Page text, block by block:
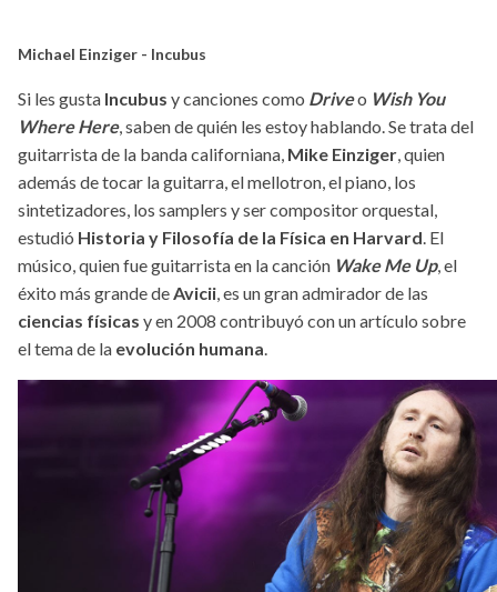
Michael Einziger - Incubus
Si les gusta Incubus y canciones como Driveo Wish You
Where Here, saben de quién les estoy hablando. Se trata del
guitarrista de la banda californiana, Mike Einziger, quien
además de tocar la guitarra, el mellotron, el piano, los
sintetizadores, los samplers y ser compositor orquestal,
estudió Historia y Filosofía de la Física en Harvard. El
músico, quien fue guitarrista en la canción Wake Me Up, el
éxito más grande deAvicii, es un gran admirador de las
ciencias físicas y en 2008 contribuyó con un artículo sobre
el tema de la evolución humana.